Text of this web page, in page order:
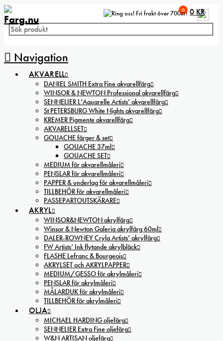
Fri frakt över 700kr!
Navigation
0 0 KR
AKVARELL
DANIEL SMITH Extra Fine akvarellfärg
WINSOR & NEWTON Professional akvarellfärg
SENNELIER L’Aquarelle Artists’ akvarellfärg
St PETERSBURG White Nights akvarellfärg
KREMER Pigmente akvarellfärg
AKVARELLSET
GOUACHE färger & set
GOUACHE 37ml
GOUACHE SET
MEDIUM för akvarellmåleri
PENSLAR för akvarellmåleri
PAPPER & underlag för akvarellmåleri
TILLBEHÖR för akvarellmåleri
PASSEPARTOUTSKÄRARE
AKRYL
WINSOR&NEWTON akrylfärg
Winsor & Newton Galeria akrylfärg 60ml
DALER-ROWNEY Cryla Artists’ akrylfärg
FW Artists’ Ink flytande akrylbläck
FLASHE Lefranc & Bourgeois
AKRYLSET och AKRYLPAPPER
MEDIUM/GESSO för akrylmåleri
PENSLAR för akrylmåleri
MÅLARDUK för akrylmåleri
TILLBEHÖR för akrylmåleri
OLJA
MICHAEL HARDING oljefärg
SENNELIER Extra Fine oljefärg
W&N ARTISAN oljefärg